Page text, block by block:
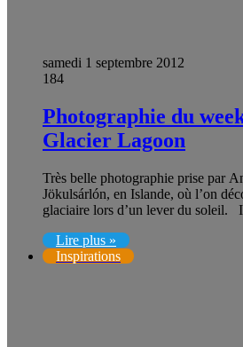
samedi 1 septembre 2012
184
Photographie du
Glacier Lagoon
Très belle photographie prise par
Jökulsárlón, en Islande, où l’on
glaciaire lors d’un lever du soleil.
Lire plus »
Inspirations